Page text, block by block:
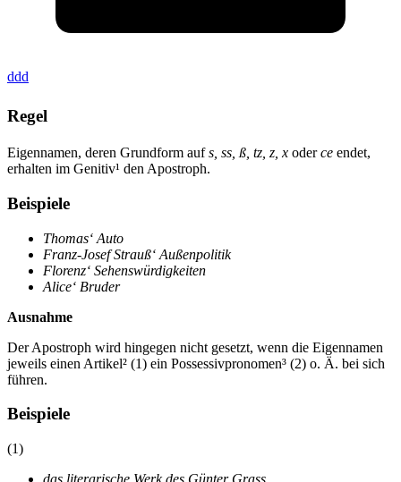
ddd
Regel
Eigennamen, deren Grundform aufs, ss, ß, tz, z, x oderce endet,
erhalten im Genitiv¹ den Apostroph.
Beispiele
Thomas‘ Auto
Franz-Josef Strauß‘ Außenpolitik
Florenz‘ Sehenswürdigkeiten
Alice‘ Bruder
Ausnahme
Der Apostroph wird hingegen nicht gesetzt, wenn die Eigennamen
jeweils einen Artikel² (1) ein Possessivpronomen³ (2) o. Ä. bei sich
führen.
Beispiele
(1)
das literarische Werk des Günter Grass